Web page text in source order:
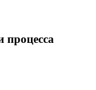
процесса